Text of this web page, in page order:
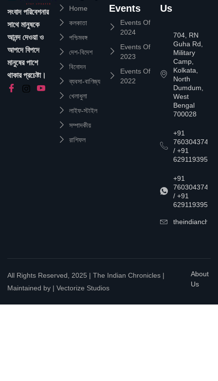
সংবাদ পরিবেশনার
সাথে মানুষকে
আনন্দ দেওয়া ও
আপদে বিপদে
মানুষের পাশে
থাকার প্রচেষ্টা।
Home
কলকাতা
পশ্চিমবঙ্গ
দেশ-বিদেশ
বিনোদন
ব্যবসা-বাণিজ্য
খেলাধুলা
লাইফ-স্টাইল
সম্পাদকীয়
রাশিফল
Events
Events Of
2024
Events Of
2023
Events Of
2022
Us
704, RN
Guha Rd,
Military
Camp,
Kolkata,
North
Dumdum,
West
Bengal
700028
+91
7603043747
/ +91
6291193957
+91
7603043747
/ +91
6291193957
All Rights Reserved, 2025 | The Indian Chronicles |
Maintained by | Vectorize Studios
About
Us